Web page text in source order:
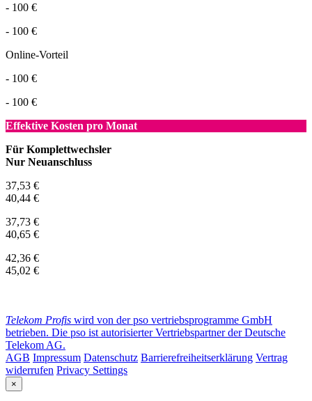
- 100 €
- 100 €
Online-Vorteil
- 100 €
- 100 €
Effektive Kosten pro Monat
Für Komplettwechsler
Nur Neuanschluss
37,53 €
40,44 €
37,73 €
40,65 €
42,36 €
45,02 €
Telekom Profis wird von der pso vertriebsprogramme GmbH
betrieben. Die pso ist autorisierter Vertriebspartner der Deutsche
Telekom AG.
AGB Impressum Datenschutz Barrierefreiheitserklärung Vertrag
widerrufen Privacy Settings
×